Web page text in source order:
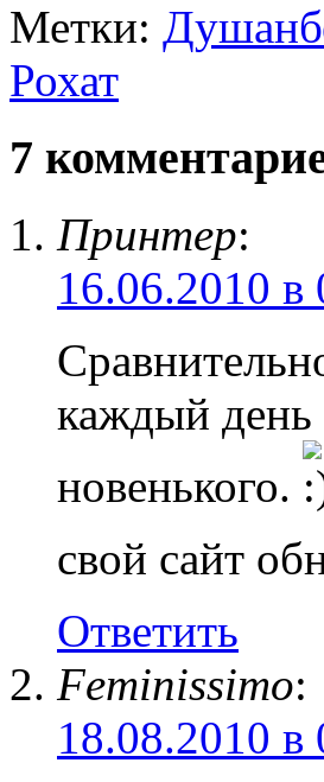
Метки:
Рохат
7
Принтер:
16.06.2010 в
каждый день
новенького.
свой сайт
Ответить
Feminissimo:
18.08.2010 в